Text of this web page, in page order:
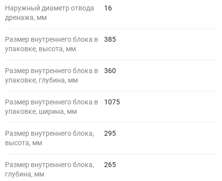
Наружный диаметр отвода
дренажа, мм
16
Размер внутреннего блока в
упаковке, высота, мм
385
Размер внутреннего блока в
упаковке, глубина, мм
360
Размер внутреннего блока в
упаковке, ширина, мм
1075
Размер внутреннего блока,
высота, мм
295
Размер внутреннего блока,
глубина, мм
265